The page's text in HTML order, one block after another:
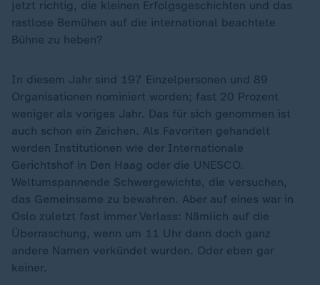
jetzt richtig, die kleinen Erfolgsgeschichten und das
rastlose Bemühen auf die international beachtete
Bühne zu heben?
In diesem Jahr sind 197 Einzelpersonen und 89
Organisationen nominiert worden; fast 20 Prozent
weniger als voriges Jahr. Das für sich genommen ist
auch schon ein Zeichen. Als Favoriten gehandelt
werden Institutionen wie der Internationale
Gerichtshof in Den Haag oder die UNESCO.
Weltumspannende Schwergewichte, die versuchen,
das Gemeinsame zu bewahren. Aber auf eines war in
Oslo zuletzt fast immer Verlass: Nämlich auf die
Überraschung, wenn um 11 Uhr dann doch ganz
andere Namen verkündet wurden. Oder eben gar
keiner.